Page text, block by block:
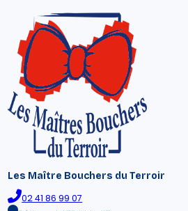
Les Maître Bouchers du Terroir
02 41 86 99 07